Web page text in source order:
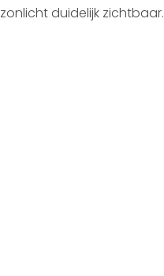
zonlicht duidelijk zichtbaar.